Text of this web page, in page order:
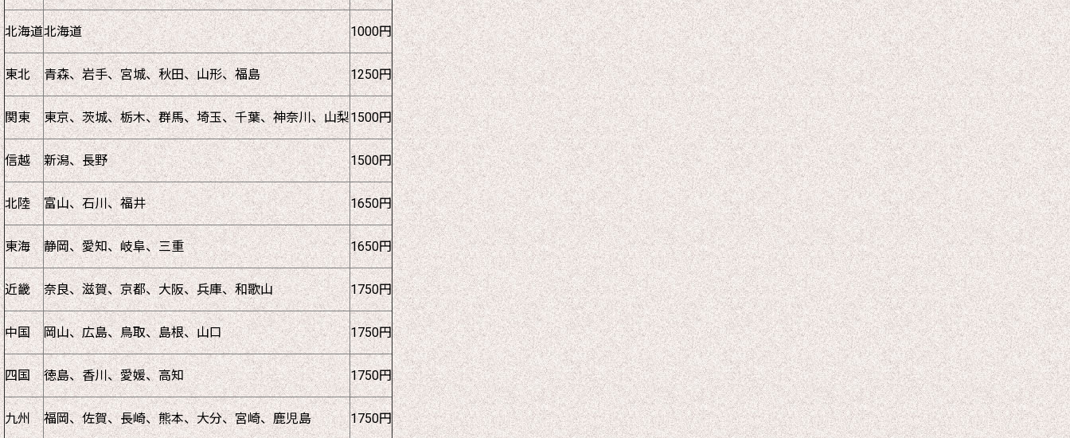
北海道北海道 1000円
東北 青森、岩手、宮城、秋田、山形、福島 1250円
関東 東京、茨城、栃木、群馬、埼玉、千葉、神奈川、山梨1500円
信越 新潟、長野 1500円
北陸 富山、石川、福井 1650円
東海 静岡、愛知、岐阜、三重 1650円
近畿 奈良、滋賀、京都、大阪、兵庫、和歌山 1750円
中国 岡山、広島、鳥取、島根、山口 1750円
四国 徳島、香川、愛媛、高知 1750円
九州 福岡、佐賀、長崎、熊本、大分、宮崎、鹿児島 1750円